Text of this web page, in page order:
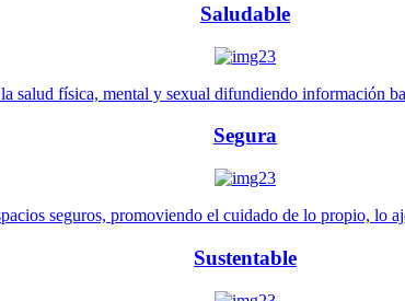
Saludable
salud física, mental y sexual difundiendo información
Segura
seguros, promoviendo el cuidado de lo propio, lo
Sustentable